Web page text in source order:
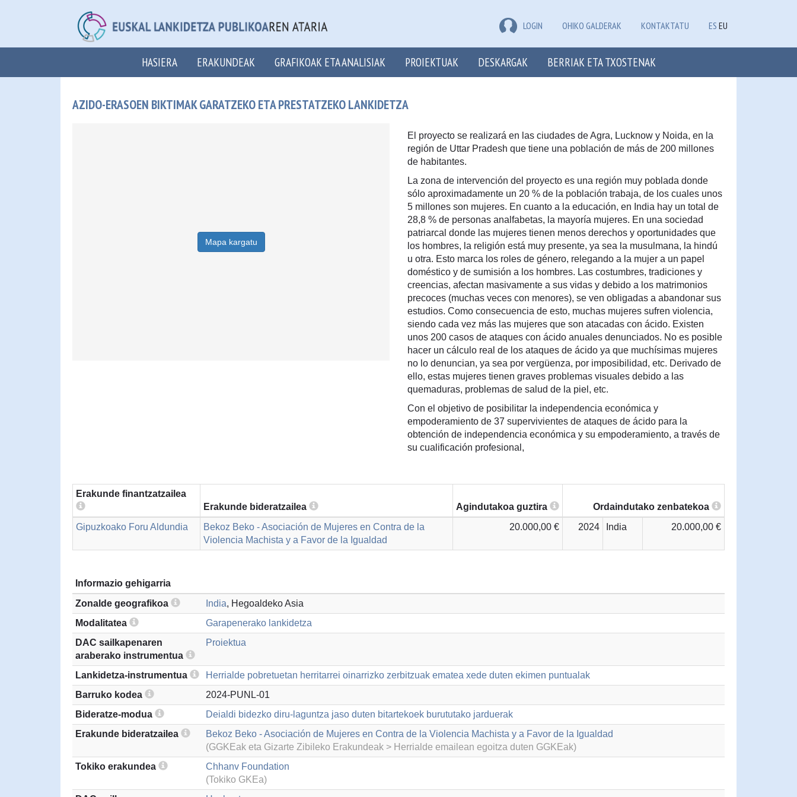
LOGIN OHIKO GALDERAK KONTAKTATU ES EU
HASIERA ERAKUNDEAK GRAFIKOAK ETA ANALISIAK PROIEKTUAK DESKARGAK BERRIAK ETA TXOSTENAK
AZIDO-ERASOEN BIKTIMAK GARATZEKO ETA PRESTATZEKO LANKIDETZA
Mapa kargatu
El proyecto se realizará en las ciudades de Agra, Lucknow y Noida, en la
región de Uttar Pradesh que tiene una población de más de 200 millones
de habitantes.
La zona de intervención del proyecto es una región muy poblada donde
sólo aproximadamente un 20 % de la población trabaja, de los cuales unos
5 millones son mujeres. En cuanto a la educación, en India hay un total de
28,8 % de personas analfabetas, la mayoría mujeres. En una sociedad
patriarcal donde las mujeres tienen menos derechos y oportunidades que
los hombres, la religión está muy presente, ya sea la musulmana, la hindú
u otra. Esto marca los roles de género, relegando a la mujer a un papel
doméstico y de sumisión a los hombres. Las costumbres, tradiciones y
creencias, afectan masivamente a sus vidas y debido a los matrimonios
precoces (muchas veces con menores), se ven obligadas a abandonar sus
estudios. Como consecuencia de esto, muchas mujeres sufren violencia,
siendo cada vez más las mujeres que son atacadas con ácido. Existen
unos 200 casos de ataques con ácido anuales denunciados. No es posible
hacer un cálculo real de los ataques de ácido ya que muchísimas mujeres
no lo denuncian, ya sea por vergüenza, por imposibilidad, etc. Derivado de
ello, estas mujeres tienen graves problemas visuales debido a las
quemaduras, problemas de salud de la piel, etc.
Con el objetivo de posibilitar la independencia económica y
empoderamiento de 37 supervivientes de ataques de ácido para la
obtención de independencia económica y su empoderamiento, a través de
su cualificación profesional,
Erakunde finantzatzailea
Erakunde bideratzailea
Agindutakoa guztira
Ordaindutako zenbatekoa
Gipuzkoako Foru Aldundia
Bekoz Beko - Asociación de Mujeres en Contra de la
Violencia Machista y a Favor de la Igualdad
20.000,00 € 2024 India 20.000,00 €
Informazio gehigarria
Zonalde geografikoa
India, Hegoaldeko Asia
Modalitatea
Garapenerako lankidetza
DAC sailkapenaren
araberako instrumentua
Proiektua
Lankidetza-instrumentua
Herrialde pobretuetan herritarrei oinarrizko zerbitzuak ematea xede duten ekimen puntualak
Barruko kodea
2024-PUNL-01
Bideratze-modua
Deialdi bidezko diru-laguntza jaso duten bitartekoek burututako jarduerak
Erakunde bideratzailea
Bekoz Beko - Asociación de Mujeres en Contra de la Violencia Machista y a Favor de la Igualdad
(GGKEak eta Gizarte Zibileko Erakundeak > Herrialde emailean egoitza duten GGKEak)
Tokiko erakundea
Chhanv Foundation
(Tokiko GKEa)